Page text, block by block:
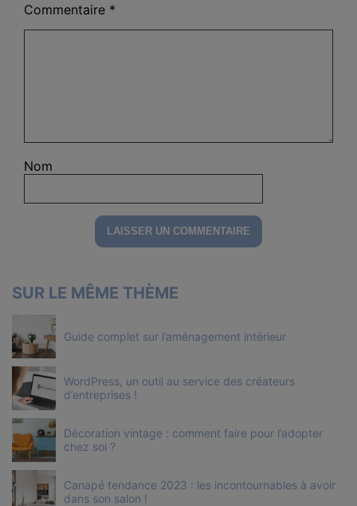
Commentaire *
Nom
SUR LE MÊME THÈME
Guide complet sur l’aménagement intérieur
WordPress, un outil au service des créateurs
d’entreprises !
Décoration vintage : comment faire pour l’adopter
chez soi ?
Canapé tendance 2023 : les incontournables à avoir
dans son salon !